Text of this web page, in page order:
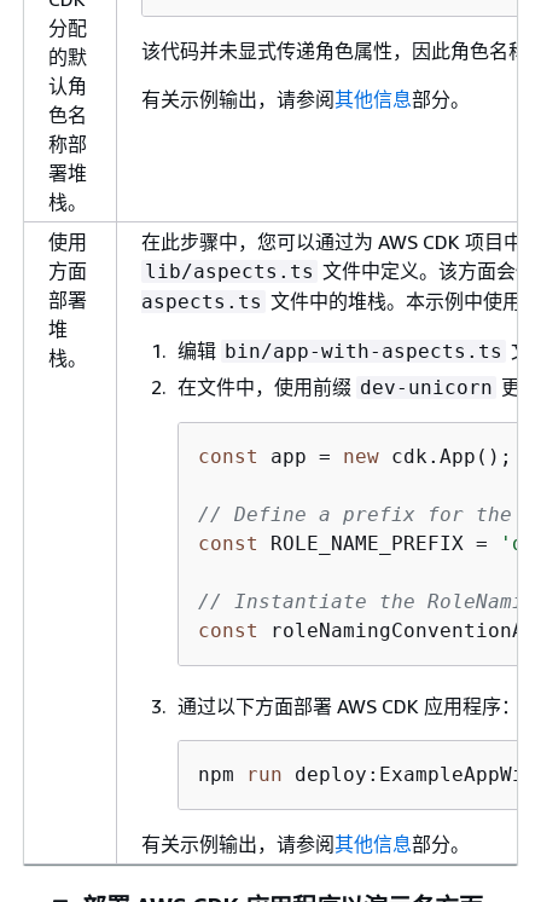
分配
的默
认角
色名
称部
署堆
栈。
该代码并未显式传递角色属性，因此角色名称
有关示例输出，请参阅其他信息部分。
使用
方面
部署
堆
栈。
在此步骤中，您可以通过为 AWS CDK 项目中
lib/aspects.ts 文件中定义。该方面会
aspects.ts 文件中的堆栈。本示例中使用
编辑 bin/app-with-aspects.ts 文
在文件中，使用前缀 dev-unicorn 更
const app = new cdk.App();
// Define a prefix for the
const
ROLE_NAME_PREFIX =
// Instantiate the
const
通过以下方面部署 AWS CDK 应用程序：
npm run
有关示例输出，请参阅其他信息部分。